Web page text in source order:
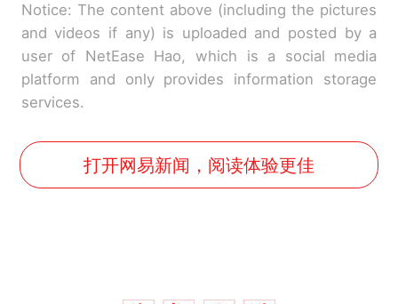
Notice: The content above (including the pictures
and videos if any) is uploaded and posted by a
user of NetEase Hao, which is a social media
platform and only provides information storage
services.
打开网易新闻，阅读体验更佳